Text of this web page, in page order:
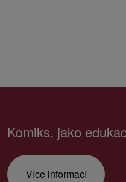
Komiks, jako
Více informací